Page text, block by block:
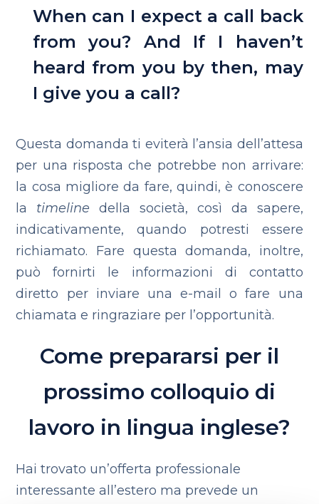
When can I expect a call back
from you? And If I haven’t
heard from you by then, may
I give you a call?
Questa domanda ti eviterà l’ansia dell’attesa
per una risposta che potrebbe non arrivare:
la cosa migliore da fare, quindi, è conoscere
la timeline della società, così da sapere,
indicativamente, quando potresti essere
richiamato. Fare questa domanda, inoltre,
può fornirti le informazioni di contatto
diretto per inviare una e-mail o fare una
chiamata e ringraziare per l’opportunità.
Come prepararsi per il
prossimo colloquio di
lavoro in lingua inglese?
Hai trovato un’offerta professionale
interessante all’estero ma prevede un